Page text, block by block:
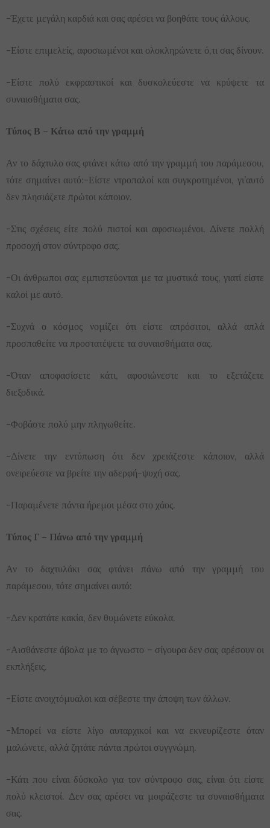
-Έχετε μεγάλη καρδιά και σας αρέσει να βοηθάτε τους άλλους.
-Είστε επιμελείς, αφοσιωμένοι και ολοκληρώνετε ό,τι σας δίνουν.
-Είστε πολύ εκφραστικοί και δυσκολεύεστε να κρύψετε τα
συναισθήματα σας.
Τύπος Β – Κάτω από την γραμμή
Αν το δάχτυλο σας φτάνει κάτω από την γραμμή του παράμεσου,
τότε σημαίνει αυτό:-Είστε ντροπαλοί και συγκροτημένοι, γι’αυτό
δεν πλησιάζετε πρώτοι κάποιον.
-Στις σχέσεις είτε πολύ πιστοί και αφοσιωμένοι. Δίνετε πολλή
προσοχή στον σύντροφο σας.
-Οι άνθρωποι σας εμπιστεύονται με τα μυστικά τους, γιατί είστε
καλοί με αυτό.
-Συχνά ο κόσμος νομίζει ότι είστε απρόσιτοι, αλλά απλά
προσπαθείτε να προστατέψετε τα συναισθήματα σας.
-Όταν αποφασίσετε κάτι, αφοσιώνεστε και το εξετάζετε
διεξοδικά.
-Φοβάστε πολύ μην πληγωθείτε.
-Δίνετε την εντύπωση ότι δεν χρειάζεστε κάποιον, αλλά
ονειρεύεστε να βρείτε την αδερφή-ψυχή σας.
-Παραμένετε πάντα ήρεμοι μέσα στο χάος.
Τύπος Γ – Πάνω από την γραμμή
Αν το δαχτυλάκι σας φτάνει πάνω από την γραμμή του
παράμεσου, τότε σημαίνει αυτό:
-Δεν κρατάτε κακία, δεν θυμώνετε εύκολα.
-Αισθάνεστε άβολα με το άγνωστο – σίγουρα δεν σας αρέσουν οι
εκπλήξεις.
-Είστε ανοιχτόμυαλοι και σέβεστε την άποψη των άλλων.
-Μπορεί να είστε λίγο αυταρχικοί και να εκνευρίζεστε όταν
μαλώνετε, αλλά ζητάτε πάντα πρώτοι συγγνώμη.
-Κάτι που είναι δύσκολο για τον σύντροφο σας, είναι ότι είστε
πολύ κλειστοί. Δεν σας αρέσει να μοιράζεστε τα συναισθήματα
σας.